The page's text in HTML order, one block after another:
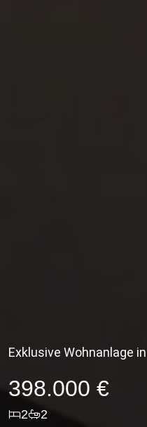
Exklusive Wohnanlage
398.000 €
2 2